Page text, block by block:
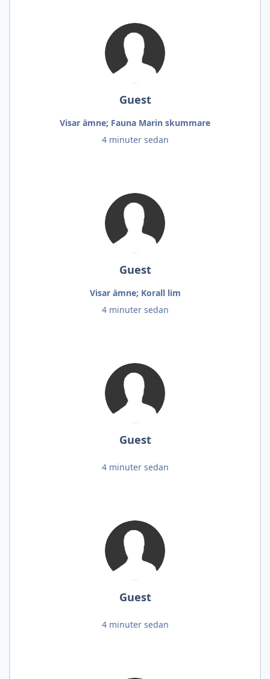
Guest
Visar ämne; Fauna Marin skummare
4 minuter sedan
Guest
Visar ämne; Korall lim
4 minuter sedan
Guest
4 minuter sedan
Guest
4 minuter sedan